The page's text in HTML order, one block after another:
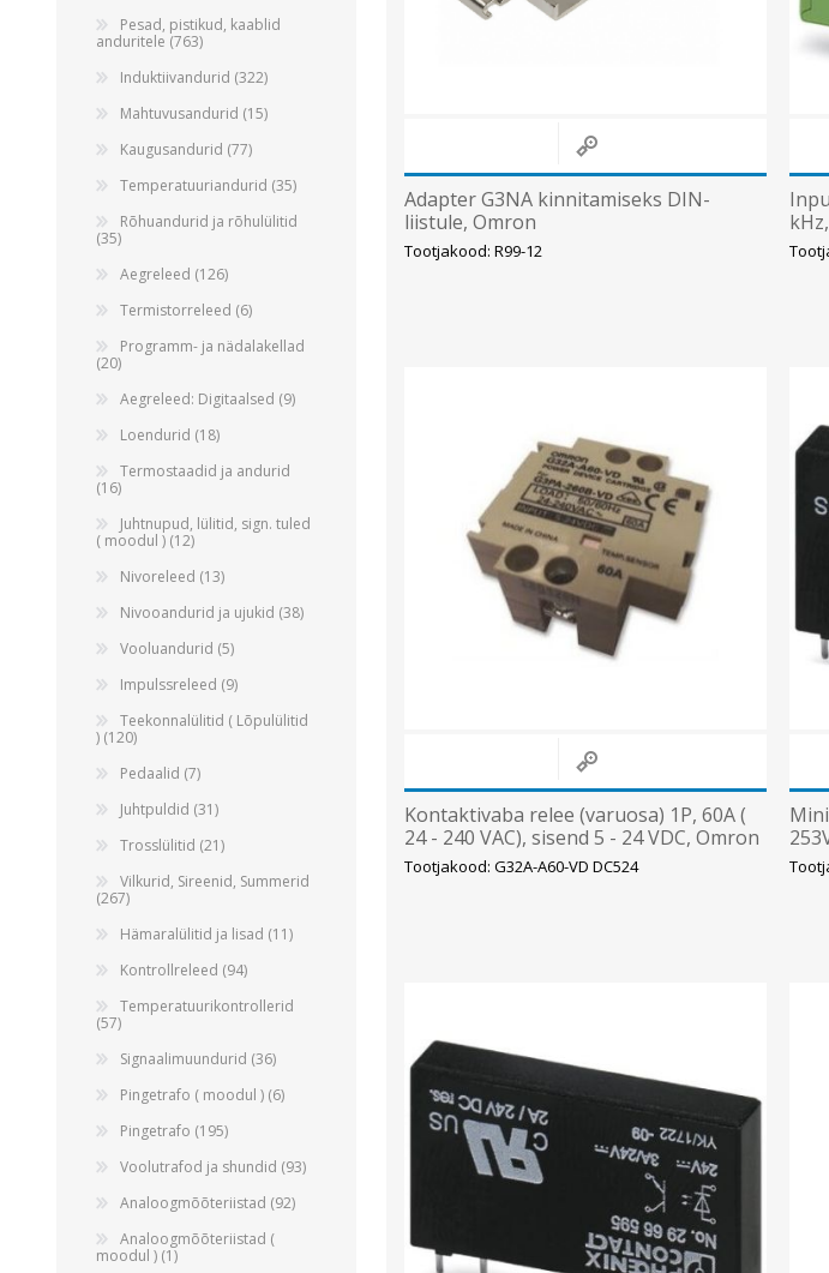
Adapter G3NA kinnitamiseks DIN-
liistule, Omron
Tootjakood: R99-12
Kontaktivaba relee (varuosa) 1P, 60A (
24 - 240 VAC), sisend 5 - 24 VDC, Omron
Tootjakood: G32A-A60-VD DC524
Pesad, pistikud, kaablid
anduritele (763)
Induktiivandurid (322)
Mahtuvusandurid (15)
Kaugusandurid (77)
Temperatuuriandurid (35)
Rõhuandurid ja rõhulülitid
(35)
Aegreleed (126)
Termistorreleed (6)
Programm- ja nädalakellad
(20)
Aegreleed: Digitaalsed (9)
Loendurid (18)
Termostaadid ja andurid
(16)
Juhtnupud, lülitid, sign. tuled
( moodul ) (12)
Nivoreleed (13)
Nivooandurid ja ujukid (38)
Vooluandurid (5)
Impulssreleed (9)
Teekonnalülitid ( Lõpulülitid
) (120)
Pedaalid (7)
Juhtpuldid (31)
Trosslülitid (21)
Vilkurid, Sireenid, Summerid
(267)
Hämaralülitid ja lisad (11)
Kontrollreleed (94)
Temperatuurikontrollerid
(57)
Signaalimuundurid (36)
Pingetrafo ( moodul ) (6)
Pingetrafo (195)
Voolutrafod ja shundid (93)
Analoogmõõteriistad (92)
Analoogmõõteriistad (
moodul ) (1)